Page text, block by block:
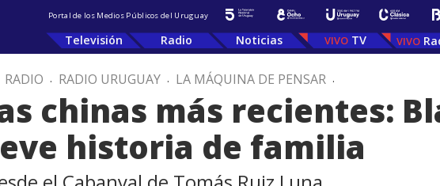
Portal de los Medios Públicos del Uruguay
Televisión Radio Noticias TV
RADIO . RADIO URUGUAY . LA MÁQUINA DE PENSAR .
chinas más recientes:
historia de familia